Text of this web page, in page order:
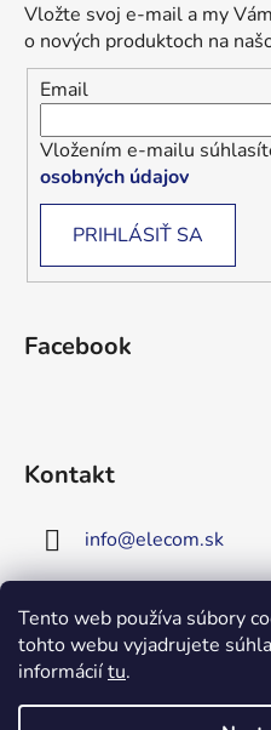
Tento web používa súbory
tohto webu vyjadrujete
informáciítu.
Upozornenie!
stránke!Zaregistrujte
Vložte svoj e-mail a my
o nových produktoch na
Email
Vložením e-mailu
osobných údajov
PRIHLÁSIŤ SA
Facebook
Kontakt
info@elecom.sk